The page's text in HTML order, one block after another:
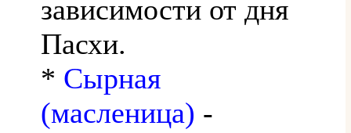
зависимости от дня
Пасхи.
* Сырная
(масленица) -